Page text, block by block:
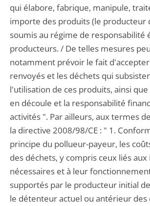
qui élabore, fabrique, manipule,
importe des produits (le producteur
soumis au régime de responsabilité
producteurs. / De telles mesures
notamment prévoir le fait
renvoyés et les déchets qui
l'utilisation de ces produits, ainsi
en découle et la responsabilité
activités ". Par ailleurs, aux termes
la directive 2008/98/CE : " 1.
principe du pollueur-payeur, les
des déchets, y compris ceux liés
nécessaires et à leur
supportés par le producteur initial
le détenteur actuel ou antérieur des